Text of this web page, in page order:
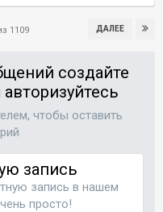
ДАЛЕЕ
1109
создайте
чтобы оставить
запись
запись в нашем
просто!